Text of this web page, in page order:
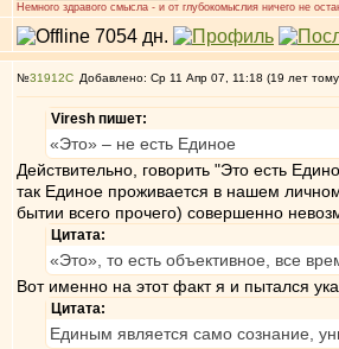
Немного здравого смысла - и от глубокомыслия ничего не
№31912 Добавлено: Ср 11 Апр 07, 11:18 (19 лет
Viresh пишет:
«Это» – не есть Единое
Действительно, говорить "Это есть
так Единое проживается в нашем
бытии всего прочего) совершенно
Цитата:
«Это», то есть объективное, все
Вот именно на этот факт я и пытался
Цитата:
Единым является само сознание,